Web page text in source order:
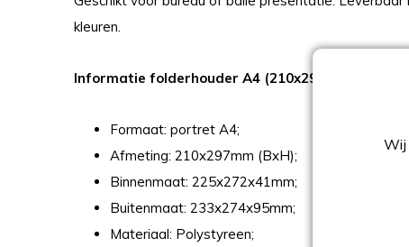
kleuren.
Informatie folderhouder A4 (210x297mm) BxH
Formaat: portret A4;
Afmeting: 210x297mm (BxH);
Binnenmaat: 225x272x41mm;
Buitenmaat: 233x274x95mm;
Materiaal: Polystyreen;
Wij